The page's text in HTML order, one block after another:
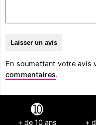
En soumettant votre avis
commentaires.
➓
+ de 10 ans +